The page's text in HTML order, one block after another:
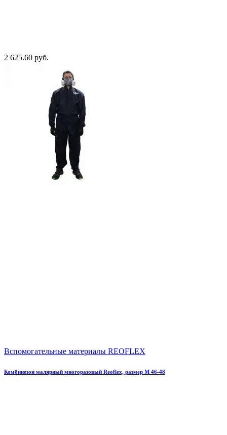
2 625.60 руб.
Вспомогательные материалы REOFLEX
Комбинезон малярный многоразовый Reoflex, размер M 46-48